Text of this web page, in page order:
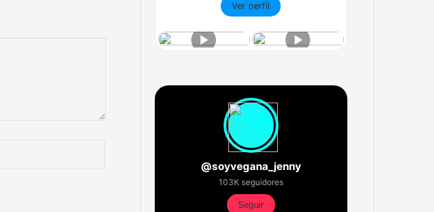
Ver perfil
@soyvegana_jenny
103K seguidores
Seguir